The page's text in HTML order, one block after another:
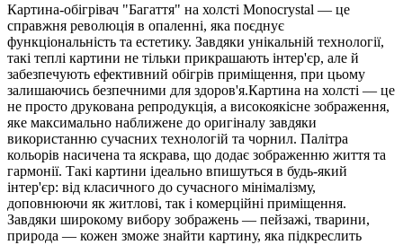
Картина-обігрівач "Багаття" на холсті Monocrystal — це
справжня революція в опаленні, яка поєднує
функціональність та естетику. Завдяки унікальній технології,
такі теплі картини не тільки прикрашають інтер'єр, але й
забезпечують ефективний обігрів приміщення, при цьому
залишаючись безпечними для здоров'я.Картина на холсті — це
не просто друкована репродукція, а високоякісне зображення,
яке максимально наближене до оригіналу завдяки
використанню сучасних технологій та чорнил. Палітра
кольорів насичена та яскрава, що додає зображенню життя та
гармонії. Такі картини ідеально впишуться в будь-який
інтер'єр: від класичного до сучасного мінімалізму,
доповнюючи як житлові, так і комерційні приміщення.
Завдяки широкому вибору зображень — пейзажі, тварини,
природа — кожен зможе знайти картину, яка підкреслить